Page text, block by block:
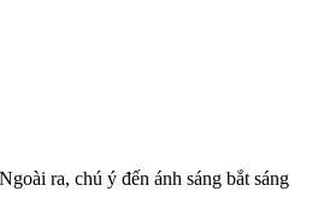
ra, chú ý đến ánh sáng bắt sáng